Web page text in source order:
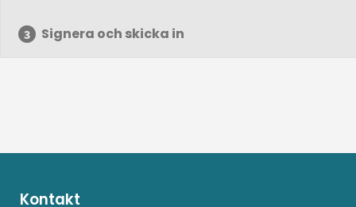
Signera och skicka in
Kontakt